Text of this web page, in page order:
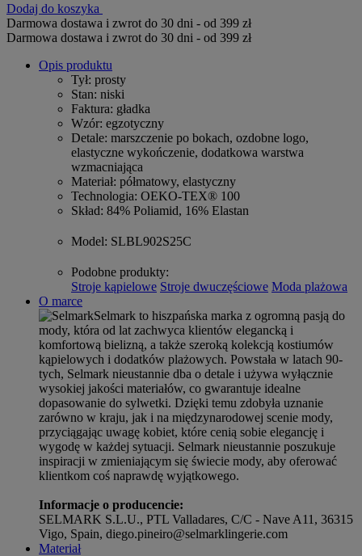
Dodaj do koszyka
Darmowa dostawa i zwrot do 30 dni - od 399 zł
Darmowa dostawa i zwrot do 30 dni - od 399 zł
Opis produktu
Tył: prosty
Stan: niski
Faktura: gładka
Wzór: egzotyczny
Detale: marszczenie po bokach, ozdobne logo,
elastyczne wykończenie, dodatkowa warstwa
wzmacniająca
Materiał: półmatowy, elastyczny
Technologia: OEKO-TEX® 100
Skład: 84% Poliamid, 16% Elastan
Model: SLBL902S25C
Podobne produkty:
Stroje kąpielowe Stroje dwuczęściowe Moda plażowa
O marce
Selmark to hiszpańska marka z ogromną pasją do
mody, która od lat zachwyca klientów elegancką i
komfortową bielizną, a także szeroką kolekcją kostiumów
kąpielowych i dodatków plażowych. Powstała w latach 90-
tych, Selmark nieustannie dba o detale i używa wyłącznie
wysokiej jakości materiałów, co gwarantuje idealne
dopasowanie do sylwetki. Dzięki temu zdobyła uznanie
zarówno w kraju, jak i na międzynarodowej scenie mody,
przyciągając uwagę kobiet, które cenią sobie elegancję i
wygodę w każdej sytuacji. Selmark nieustannie poszukuje
inspiracji w zmieniającym się świecie mody, aby oferować
klientkom coś naprawdę wyjątkowego.
Informacje o producencie:
SELMARK S.L.U., PTL Valladares, C/C - Nave A11, 36315
Vigo, Spain, diego.pineiro@selmarklingerie.com
Materiał